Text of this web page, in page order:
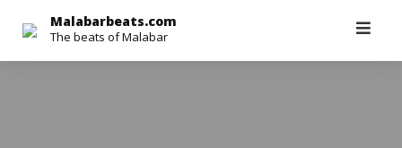
content
Malabarbeats.com
The beats of Malabar